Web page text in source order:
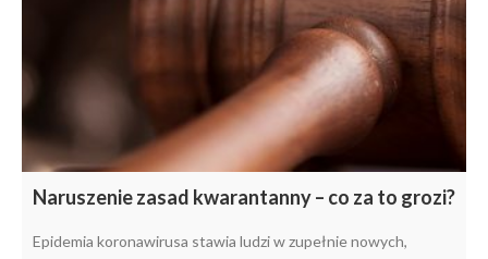
Naruszenie zasad kwarantanny – co za to grozi?
Epidemia koronawirusa stawia ludzi w zupełnie nowych,